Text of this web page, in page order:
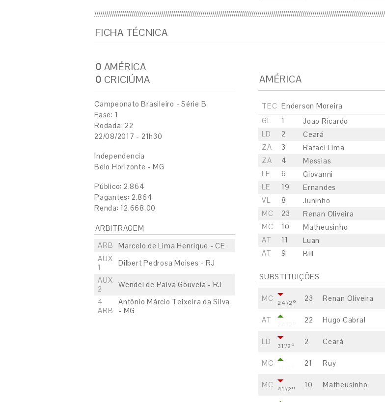
FICHA TÉCNICA
0 AMÉRICA
0 CRICIÚMA
Campeonato Brasileiro - Série B
Fase: 1
Rodada: 22
22/08/2017 - 21h30
Independencia
Belo Horizonte - MG
Público: 2.864
Pagantes: 2.864
Renda: 12.668,00
ARBITRAGEM
ARB
Marcelo de Lima Henrique - CE
AUX
1
Dilbert Pedrosa Moises - RJ
AUX
2
Wendel de Paiva Gouveia - RJ
4
ARB
Antônio Márcio Teixeira da Silva
- MG
AMÉRICA
TEC Enderson Moreira
GL
1
Joao Ricardo
LD
2
Ceará
ZA
3
Rafael Lima
ZA
4
Messias
LE
6
Giovanni
LE
19
Ernandes
VL
8
Juninho
MC
23
Renan Oliveira
MC
10
Matheusinho
AT
11
Luan
AT
9 Bill
SUBSTITUIÇÕES
MC 24'/2º 23 Renan Oliveira
AT 22 Hugo Cabral
LD 31'/2º 2 Ceará
MC 21 Ruy
MC 41'/2º 10 Matheusinho